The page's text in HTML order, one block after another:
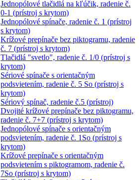
Jednopólové tlačidlá na kľúčik, radenie č.
0-1 (prístroj s krytom)
Jednopólové spínače, radenie č. 1 (prístroj
s krytom)
Krížové prepínače bez piktogramu, radenie
č. 7 (prístroj s krytom)
Tlačidlá "svetlo", radenie č. 1/0 (prístroj s
krytom)
Sériové spínače s orientačným
podsvietením, radenie č. 5 So (prístroj s
krytom)
Sériový spínač, radenie č.5 (prístroj)
Dvojité krížové prepínače bez piktogramu,
radenie č. 7+7 (prístroj s krytom)
Jednopólové spínače s orientačným
podsvietením, radenie č. 1So (prístroj s
krytom)
Krížové prepínače s orientačným
podsvietením s piktogramom, radenie č.
7So (prístroj s krytom)